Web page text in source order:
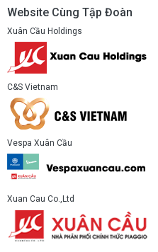
Website Cùng Tập Đoàn
Xuân Cầu Holdings
C&S Vietnam
Vespa Xuân Cầu
Xuan Cau Co.,Ltd